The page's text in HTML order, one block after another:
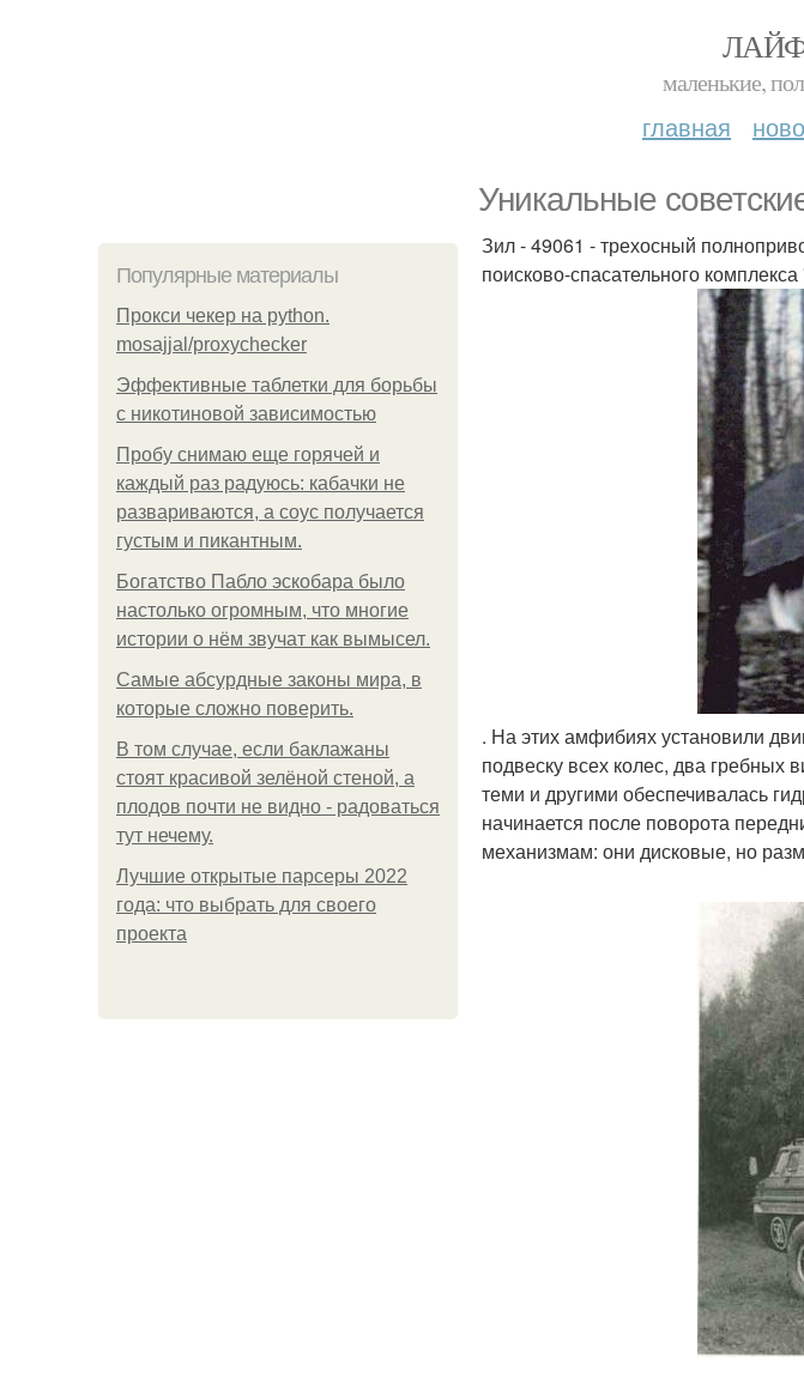
маленькие,
главная
Уникальные
Популярные материалы
Прокси чекер на python.
mosajjal/proxychecker
Эффективные таблетки для борьбы
с никотиновой зависимостью
Пробу снимаю еще горячей и
каждый раз радуюсь: кабачки не
развариваются, а соус получается
густым и пикантным.
Богатство Пабло эскобара было
настолько огромным, что многие
истории о нём звучат как вымысел.
Самые абсурдные законы мира, в
которые сложно поверить.
В том случае, если баклажаны
стоят красивой зелёной стеной, а
плодов почти не видно - радоваться
тут нечему.
Лучшие открытые парсеры 2022
года: что выбрать для своего
проекта
Зил - 49061 - трехосный
поисково-спасательного
. На этих амфибиях установили
подвеску всех колес, два
теми и другими обеспечивалась
начинается после поворота
механизмам: они дисковые, но